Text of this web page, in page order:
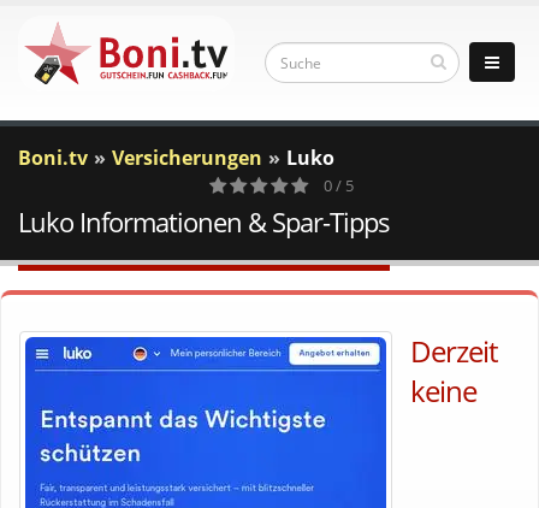
Boni.tv Versicherungen Luko
0
Votes
0 / 5
Luko Informationen & Spar-Tipps
Derzeit
keine